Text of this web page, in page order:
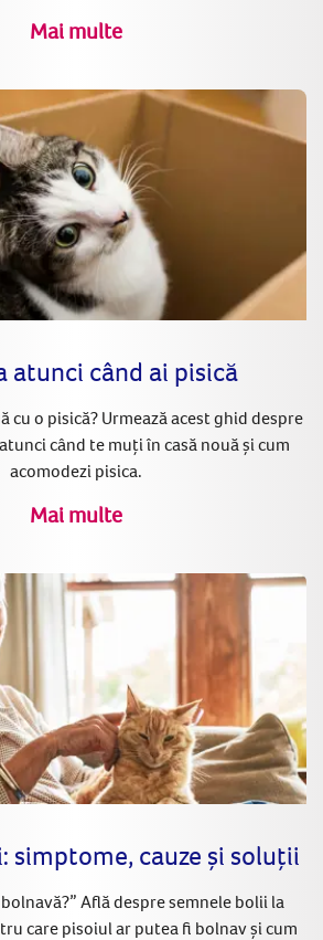
Mai multe
atunci când ai pisică
cu o pisică? Urmează acest ghid despre
când te muți în casă nouă și cum
acomodezi pisica.
Mai multe
simptome, cauze și soluții
Află despre semnele bolii la
care pisoiul ar putea fi bolnav și cum